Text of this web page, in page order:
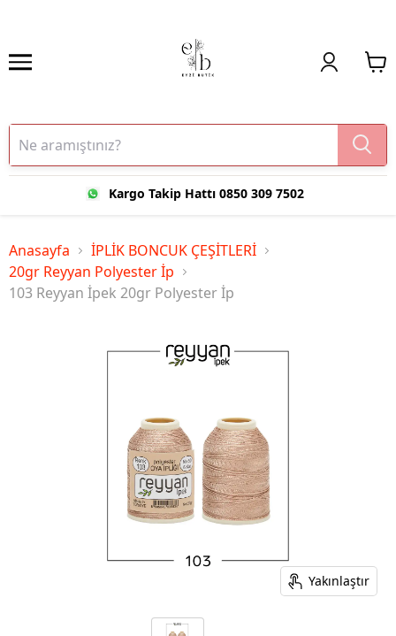
Kargo Takip Hattı 0850 309 7502
Anasayfa
İPLİK BONCUK ÇEŞİTLERİ
20gr Reyyan Polyester İp
103 Reyyan İpek 20gr Polyester İp
Yakınlaştır